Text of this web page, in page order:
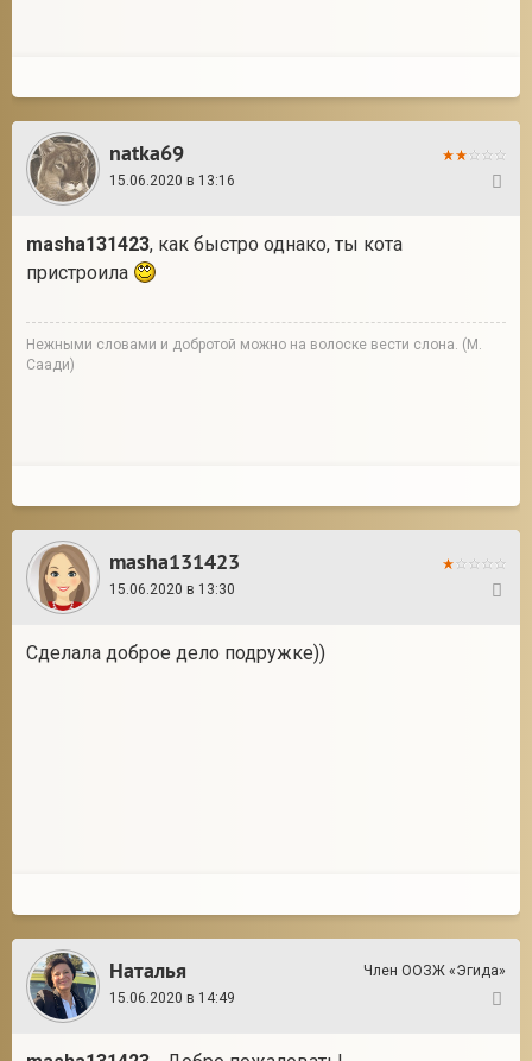
natka69
15.06.2020 в 13:16
masha131423, как быстро однако, ты кота
пристроила
Нежными словами и добротой можно на волоске вести слона. (М.
Саади)
masha131423
15.06.2020 в 13:30
Сделала доброе дело подружке))
Наталья
Член ООЗЖ «Эгида»
15.06.2020 в 14:49